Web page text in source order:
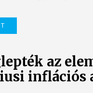
az
inflációs